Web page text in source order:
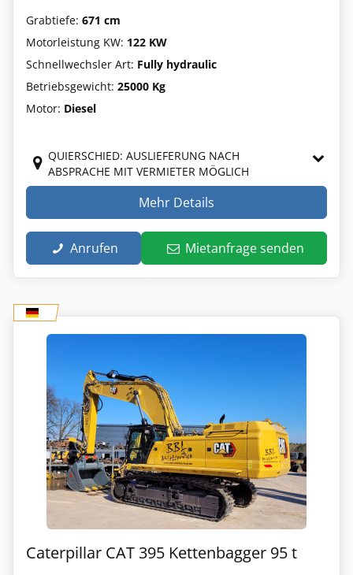
Grabtiefe: 671 cm
Motorleistung KW: 122 KW
Schnellwechsler Art: Fully hydraulic
Betriebsgewicht: 25000 Kg
Motor: Diesel
QUIERSCHIED: AUSLIEFERUNG NACH
ABSPRACHE MIT VERMIETER MÖGLICH
Mehr Details
Anrufen Mietanfrage senden
Caterpillar CAT 395 Kettenbagger 95 t